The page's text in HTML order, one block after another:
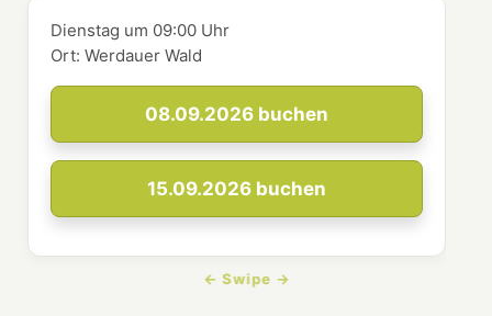
Dienstag um 09:00 Uhr
Ort:Werdauer Wald
08.09.2026 buchen
15.09.2026 buchen